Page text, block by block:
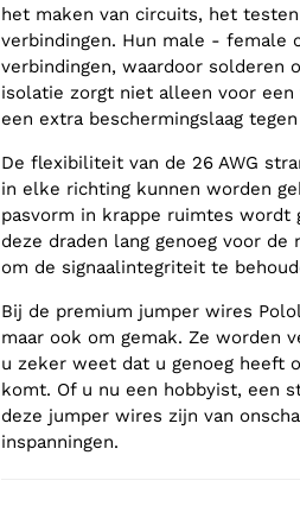
het maken van circuits, het
verbindingen. Hun male - female
verbindingen, waardoor solderen
isolatie zorgt niet alleen voor
een extra beschermingslaag
De flexibiliteit van de 26 AWG
in elke richting kunnen worden
pasvorm in krappe ruimtes wordt
deze draden lang genoeg voor
om de signaalintegriteit te
Bij de premium jumper wires
maar ook om gemak. Ze worden
u zeker weet dat u genoeg heeft
komt. Of u nu een hobbyist, een
deze jumper wires zijn van
inspanningen.